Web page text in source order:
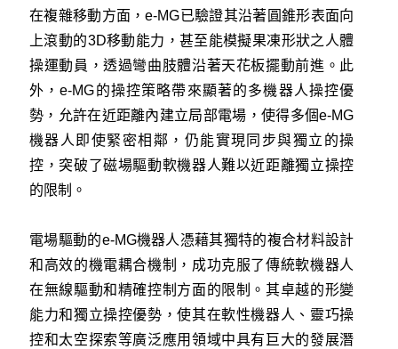
在複雜移動方面，e-MG已驗證其沿著圓錐形表面向
上滾動的3D移動能力，甚至能模擬果凍形狀之人體
操運動員，透過彎曲肢體沿著天花板擺動前進。此
外，e-MG的操控策略帶來顯著的多機器人操控優
勢，允許在近距離內建立局部電場，使得多個e-MG
機器人即使緊密相鄰，仍能實現同步與獨立的操
控，突破了磁場驅動軟機器人難以近距離獨立操控
的限制。
電場驅動的e-MG機器人憑藉其獨特的複合材料設計
和高效的機電耦合機制，成功克服了傳統軟機器人
在無線驅動和精確控制方面的限制。其卓越的形變
能力和獨立操控優勢，使其在軟性機器人、靈巧操
控和太空探索等廣泛應用領域中具有巨大的發展潛